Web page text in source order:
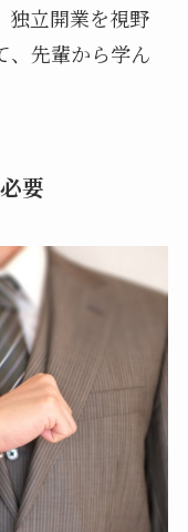
独立開業を視野
、先輩から学ん
要